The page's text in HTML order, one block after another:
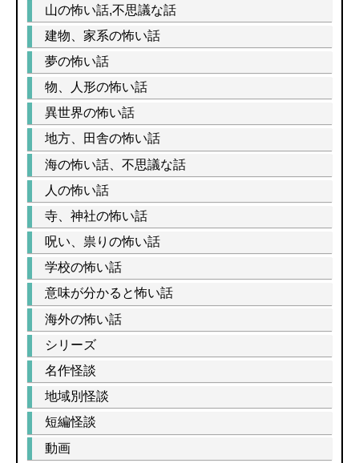
山の怖い話,不思議な話
建物、家系の怖い話
夢の怖い話
物、人形の怖い話
異世界の怖い話
地方、田舎の怖い話
海の怖い話、不思議な話
人の怖い話
寺、神社の怖い話
呪い、祟りの怖い話
学校の怖い話
意味が分かると怖い話
海外の怖い話
シリーズ
名作怪談
地域別怪談
短編怪談
動画